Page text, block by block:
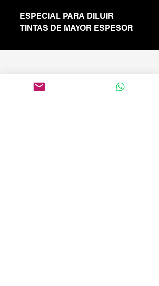
ESPECIAL PARA DILUIR
TINTAS DE MAYOR ESPESOR